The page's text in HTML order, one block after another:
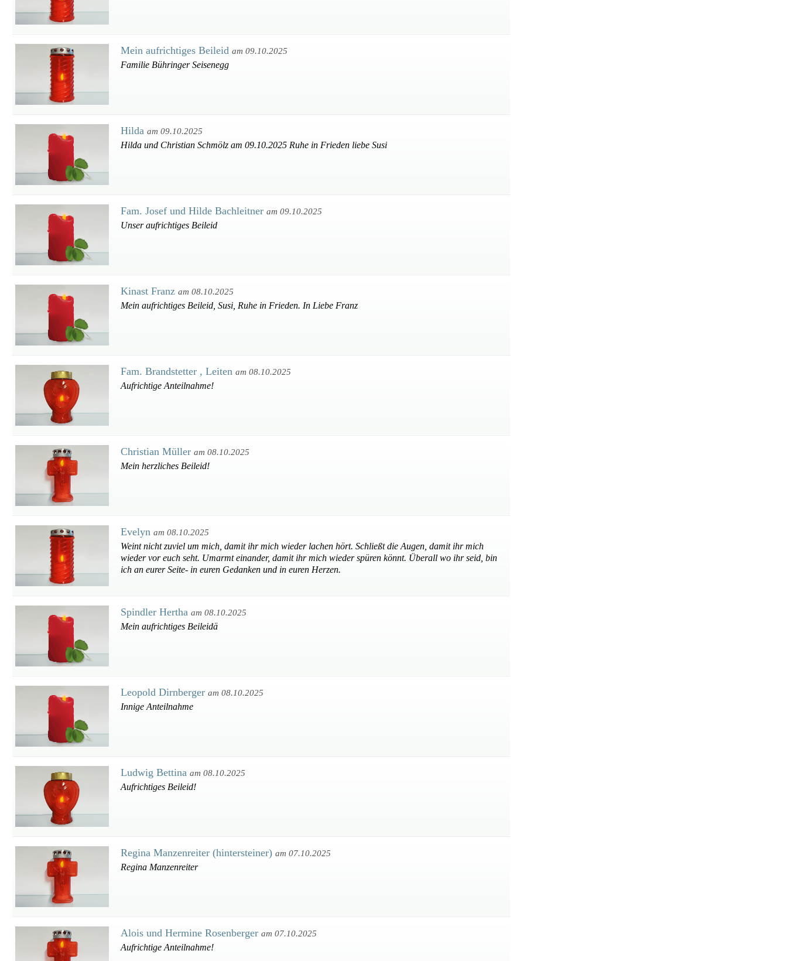
Mein aufrichtiges Beileid am 09.10.2025
Familie Bühringer Seisenegg
Hilda am 09.10.2025
Hilda und Christian Schmölz am 09.10.2025 Ruhe in Frieden liebe Susi
Fam. Josef und Hilde Bachleitner am 09.10.2025
Unser aufrichtiges Beileid
Kinast Franz am 08.10.2025
Mein aufrichtiges Beileid, Susi, Ruhe in Frieden. In Liebe Franz
Fam. Brandstetter , Leiten am 08.10.2025
Aufrichtige Anteilnahme!
Christian Müller am 08.10.2025
Mein herzliches Beileid!
Evelyn am 08.10.2025
Weint nicht zuviel um mich, damit ihr mich wieder lachen hört. Schließt die Augen, damit ihr mich
wieder vor euch seht. Umarmt einander, damit ihr mich wieder spüren könnt. Überall wo ihr seid, bin
ich an eurer Seite- in euren Gedanken und in euren Herzen.
Spindler Hertha am 08.10.2025
Mein aufrichtiges Beileidä
Leopold Dirnberger am 08.10.2025
Innige Anteilnahme
Ludwig Bettina am 08.10.2025
Aufrichtiges Beileid!
Regina Manzenreiter (hintersteiner) am 07.10.2025
Regina Manzenreiter
Alois und Hermine Rosenberger am 07.10.2025
Aufrichtige Anteilnahme!